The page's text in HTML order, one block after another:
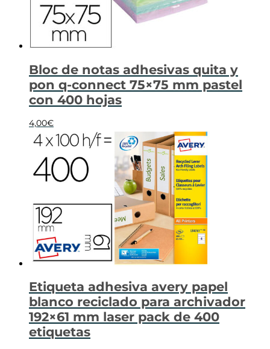
Bloc de notas adhesivas quita y
pon q-connect 75×75 mm pastel
con 400 hojas
4,00€
Etiqueta adhesiva avery papel
blanco reciclado para archivador
192×61 mm laser pack de 400
etiquetas